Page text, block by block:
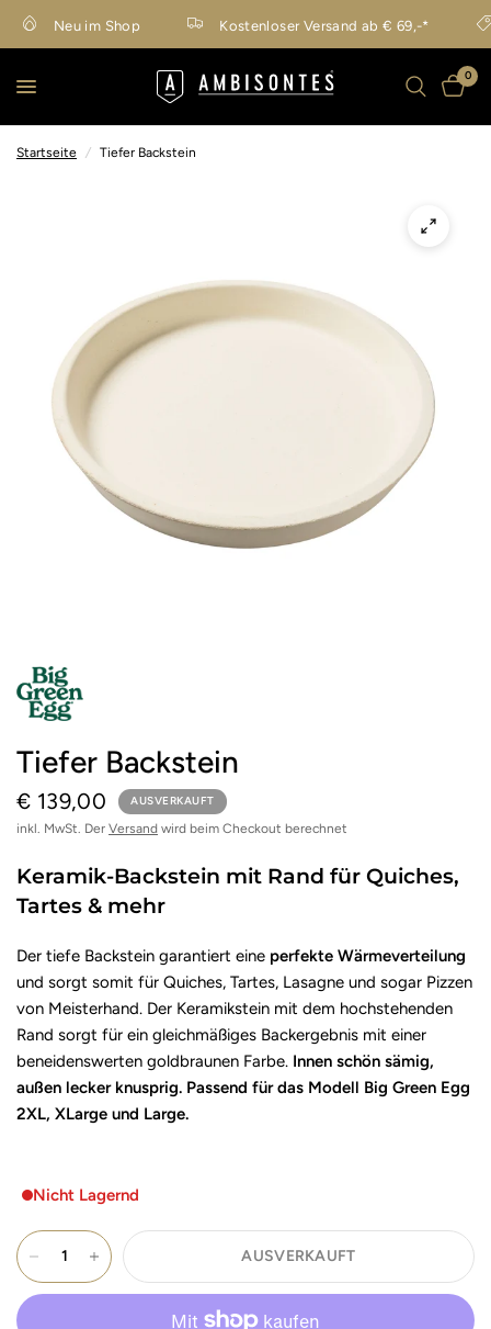
Neu im Shop Kostenloser Versand ab € 69,-*
0
Startseite / Tiefer Backstein
Tiefer Backstein
€ 139,00 AUSVERKAUFT
inkl. MwSt. Der Versand wird beim Checkout berechnet
Keramik-Backstein mit Rand für Quiches,
Tartes & mehr
Der tiefe Backstein garantiert eine perfekte Wärmeverteilung
und sorgt somit für Quiches, Tartes, Lasagne und sogar Pizzen
von Meisterhand. Der Keramikstein mit dem hochstehenden
Rand sorgt für ein gleichmäßiges Backergebnis mit einer
beneidenswerten goldbraunen Farbe. Innen schön sämig,
außen lecker knusprig. Passend für das Modell Big Green Egg
2XL, XLarge und Large.
Nicht Lagernd
AUSVERKAUFT